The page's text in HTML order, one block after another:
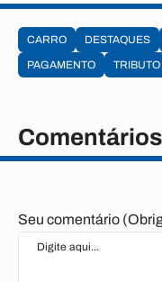
CARRO DESTAQUES
PAGAMENTO
TRIBUTO
Comentários
Seu comentário